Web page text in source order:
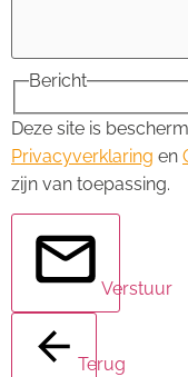
Bericht
Deze site is
Privacyverklaring en
zijn van toepassing.
Verstuur
Terug